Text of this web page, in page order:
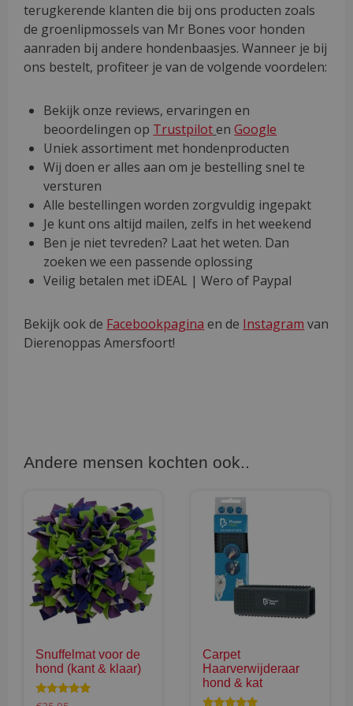
terugkerende klanten die bij ons producten zoals
de groenlipmossels van Mr Bones voor honden
aanraden bij andere hondenbaasjes. Wanneer je bij
ons bestelt, profiteer je van de volgende voordelen:
Bekijk onze reviews, ervaringen en
beoordelingen op TrustpilotenGoogle
Uniek assortiment met hondenproducten
Wij doen er alles aan om je bestelling snel te
versturen
Alle bestellingen worden zorgvuldig ingepakt
Je kunt ons altijd mailen, zelfs in het weekend
Ben je niet tevreden? Laat het weten. Dan
zoeken we een passende oplossing
Veilig betalen met iDEAL | Wero of Paypal
Bekijk ook de Facebookpagina en de Instagram van
Dierenoppas Amersfoort!
Andere mensen kochten ook..
Snuffelmat voor de
hond (kant & klaar)
Waardering
Carpet
Haarverwijderaar
hond & kat